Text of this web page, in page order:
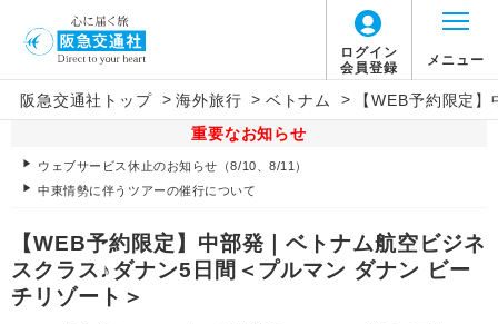
ログイン
会員登録
メニュー
阪急交通社トップ > 海外旅行 > ベトナム >
【WEB予約限定
重要なお知らせ
ウェブサービス休止のお知らせ（8/10、8/11）
中東情勢に伴うツアーの催行について
【WEB予約限定】中部発｜ベトナム航空ビジネ
スクラス♪ダナン5日間＜プルマン ダナン ビー
チリゾート＞